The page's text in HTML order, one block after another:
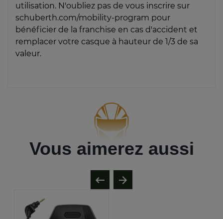
utilisation. N'oubliez pas de vous inscrire sur
schuberth.com/mobility-program pour
bénéficier de la franchise en cas d'accident et
remplacer votre casque à hauteur de 1/3 de sa
valeur.
Vous aimerez aussi
 arrow_forward